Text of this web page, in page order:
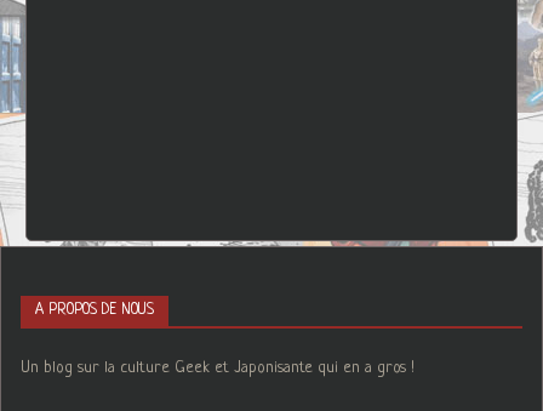
A PROPOS DE NOUS
Un blog sur la culture Geek et Japonisante qui en a gros !